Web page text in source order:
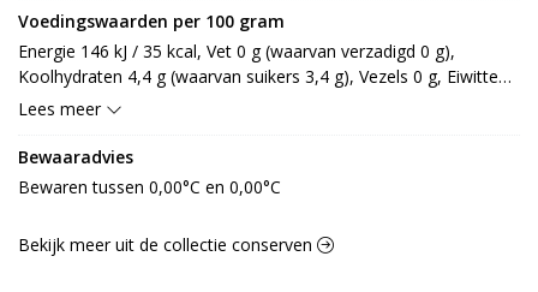
Voedingswaarden per 100 gram
Energie 146 kJ / 35 kcal, Vet 0 g (waarvan verzadigd 0 g),
Koolhydraten 4,4 g (waarvan suikers 3,4 g), Vezels 0 g, Eiwitten
2,8 g, Zout 0 g.
Lees meer
Bewaaradvies
Bewaren tussen 0,00°C en 0,00°C
Bekijk meer uit de collectie conserven